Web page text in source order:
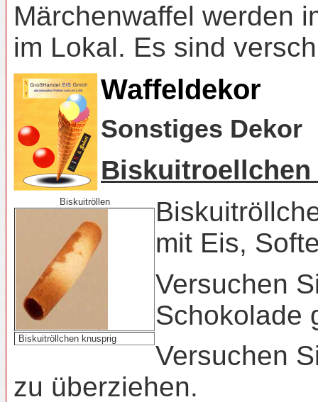
Märchenwaffel werden
im Lokal. Es sind
Waffeldekor
Sonstiges Dekor
Biskuitroellchen
Biskuitröllen
Biskuitröllchen knusprig
mit Eis,
Versuchen
Schokolade
Versuchen
zu überziehen.